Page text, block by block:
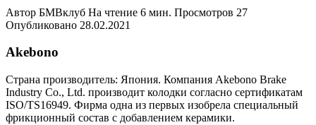
Автор БМВклуб На чтение 6 мин. Просмотров 27
Опубликовано 28.02.2021
Akebono
Страна производитель: Япония. Компания Akebono Brake
Industry Co., Ltd. производит колодки согласно сертификатам
ISO/TS16949. Фирма одна из первых изобрела специальный
фрикционный состав с добавлением керамики.